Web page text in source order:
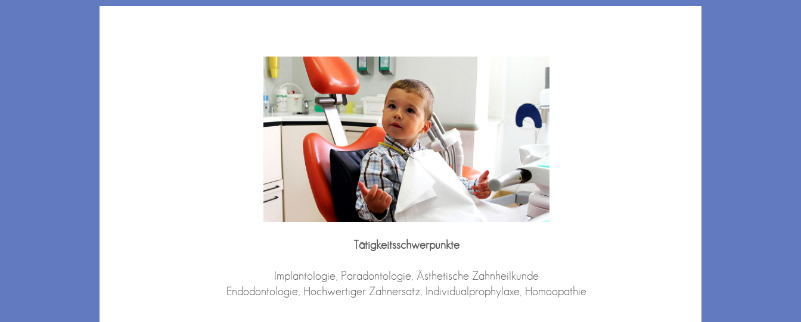
Tätigkeitsschwerpunkte
Implantologie, Paradontologie, Ästhetische Zahnheilkunde
Endodontologie, Hochwertiger Zahnersatz, Individualprophylaxe, Homöopathie